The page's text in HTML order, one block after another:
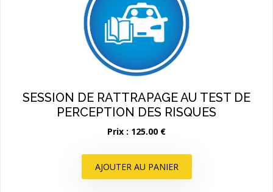
SESSION DE RATTRAPAGE AU TEST DE
PERCEPTION DES RISQUES
Prix : 125.00 €
AJOUTER AU PANIER